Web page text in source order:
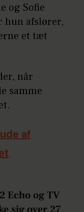
og Sofie
hun afslører,
et tæt
når
samme
af
Echo og TV